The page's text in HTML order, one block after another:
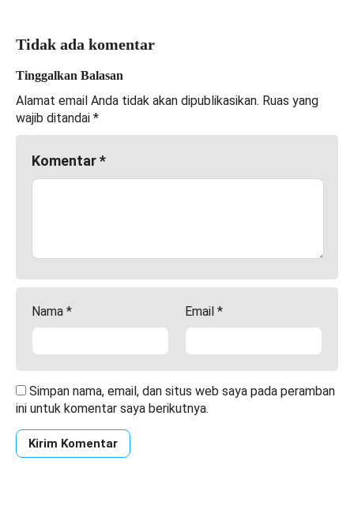
Tidak ada komentar
Tinggalkan Balasan
Alamat email Anda tidak akan dipublikasikan. Ruas yang
wajib ditandai *
Komentar*
Nama * Email *
Simpan nama, email, dan situs web saya pada peramban
ini untuk komentar saya berikutnya.